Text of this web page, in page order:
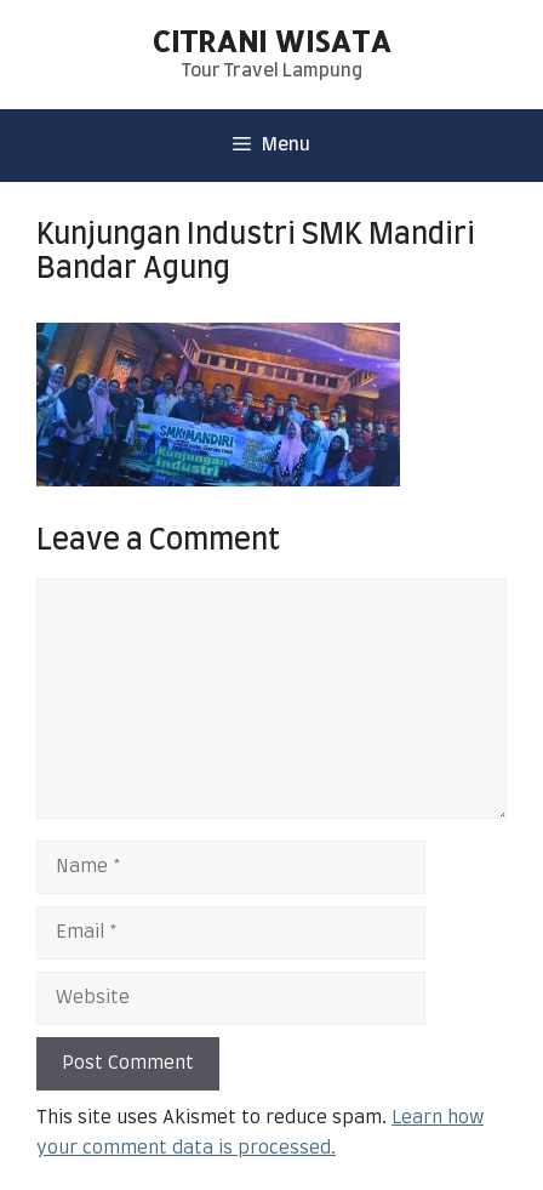
CITRANI WISATA
Tour Travel Lampung
Menu
Kunjungan Industri SMK Mandiri
Bandar Agung
Leave a Comment
This site uses Akismet to reduce spam. Learn how
your comment data is processed.